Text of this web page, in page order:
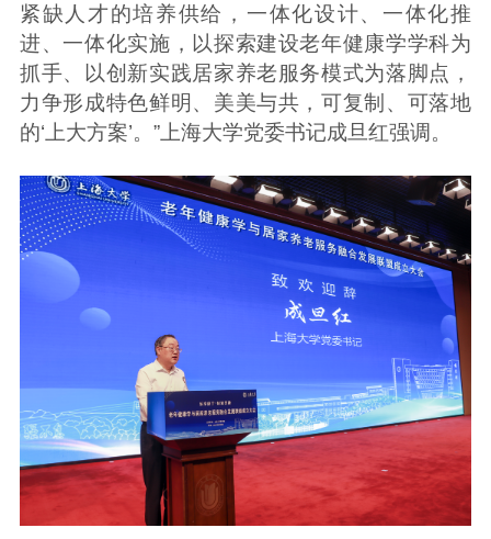
紧缺人才的培养供给，一体化设计、一体化推
进、一体化实施，以探索建设老年健康学学科为
抓手、以创新实践居家养老服务模式为落脚点，
力争形成特色鲜明、美美与共，可复制、可落地
的‘上大方案’。”上海大学党委书记成旦红强调。